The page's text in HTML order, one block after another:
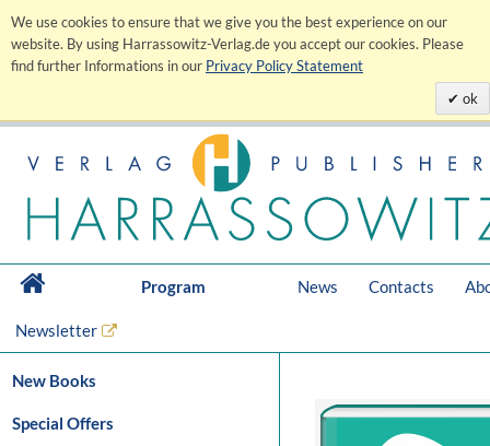
We use cookies to ensure that we give you the best experience on our
website. By using Harrassowitz-Verlag.de you accept our cookies. Please
find further Informations in our Privacy Policy Statement
ok
Program News Contacts
Newsletter
New Books
Special Offers